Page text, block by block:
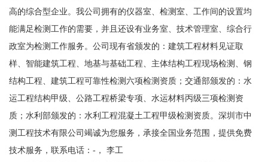
高的综合型企业。我公司拥有的仪器室、检测室、工作间的设置均
能满足检测工作的需要，并且还设有业务室、技术管理室、综合行
政室为检测工作服务。公司现有省颁发的：建筑工程材料见证取
样、智能建筑工程、地基与基础工程、主体结构工程现场检测、钢
结构工程、建筑工程可靠性检测六项检测资质；交通部颁发的：水
运工程结构甲级、公路工程桥梁专项、水运材料丙级三项检测资
质；水利部颁发的：水利工程混凝土工程甲级检测资质。深圳市中
测工程技术有限公司竭诚为您服务，承接全国业务范围，提供免费
技术服务，联系电话：-， 李工